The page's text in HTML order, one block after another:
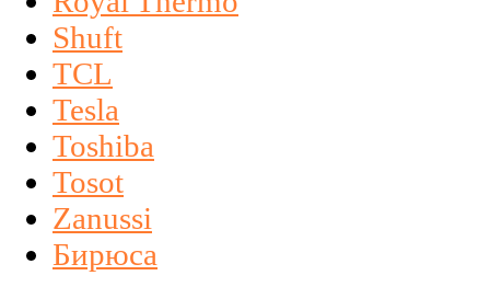
Shuft
TCL
Tesla
Toshiba
Tosot
Zanussi
Бирюса